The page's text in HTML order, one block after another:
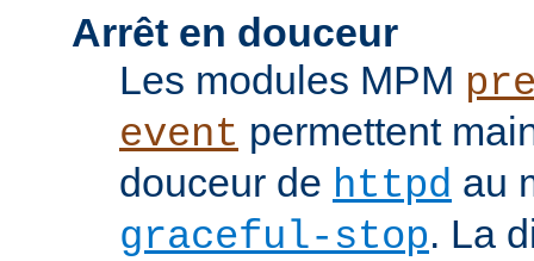
Arrêt en douceur
Les modules MPM
event permettent
douceur de httpd au
graceful-stop. La